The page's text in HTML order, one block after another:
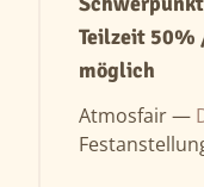
Teilzeit 50%
möglich
Atmosfair —